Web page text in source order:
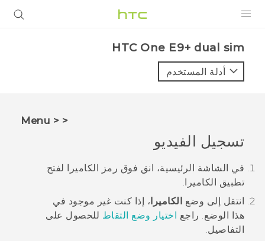
VIVE
VIVERSE
البرامج + التطبيقات
الدعم
أجهزة HTC والملحقات
HTC One E9+ dual sim‎
أدلة المستخدم
< < Menu
تسجيل الفيديو
في الشاشة الرئيسية، انق فوق رمز الكاميرا لفتح
تطبيق
الكاميرا .
انتقل إلى وضع
الكاميرا ، إذا كنت غير موجود في
هذا الوضع. راجع اختيار وضع التقاط للحصول على
التفاصيل.